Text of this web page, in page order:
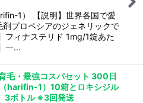
1） 【説明】世界各国で愛
剤プロペシアのジェネリックで
フィナステリド 1mg/1錠あた
一…
毛・最強コスパセット 300日
harifin-1）10箱とロキシジル
3ボトル ※3回発送